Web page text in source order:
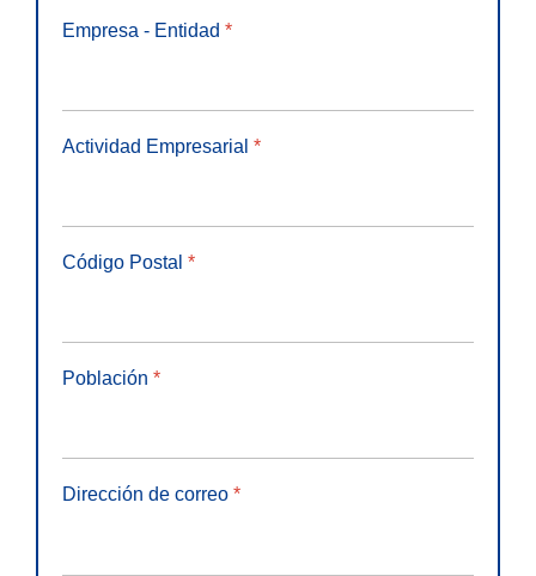
Empresa - Entidad *
Actividad Empresarial *
Código Postal *
Población *
Dirección de correo *